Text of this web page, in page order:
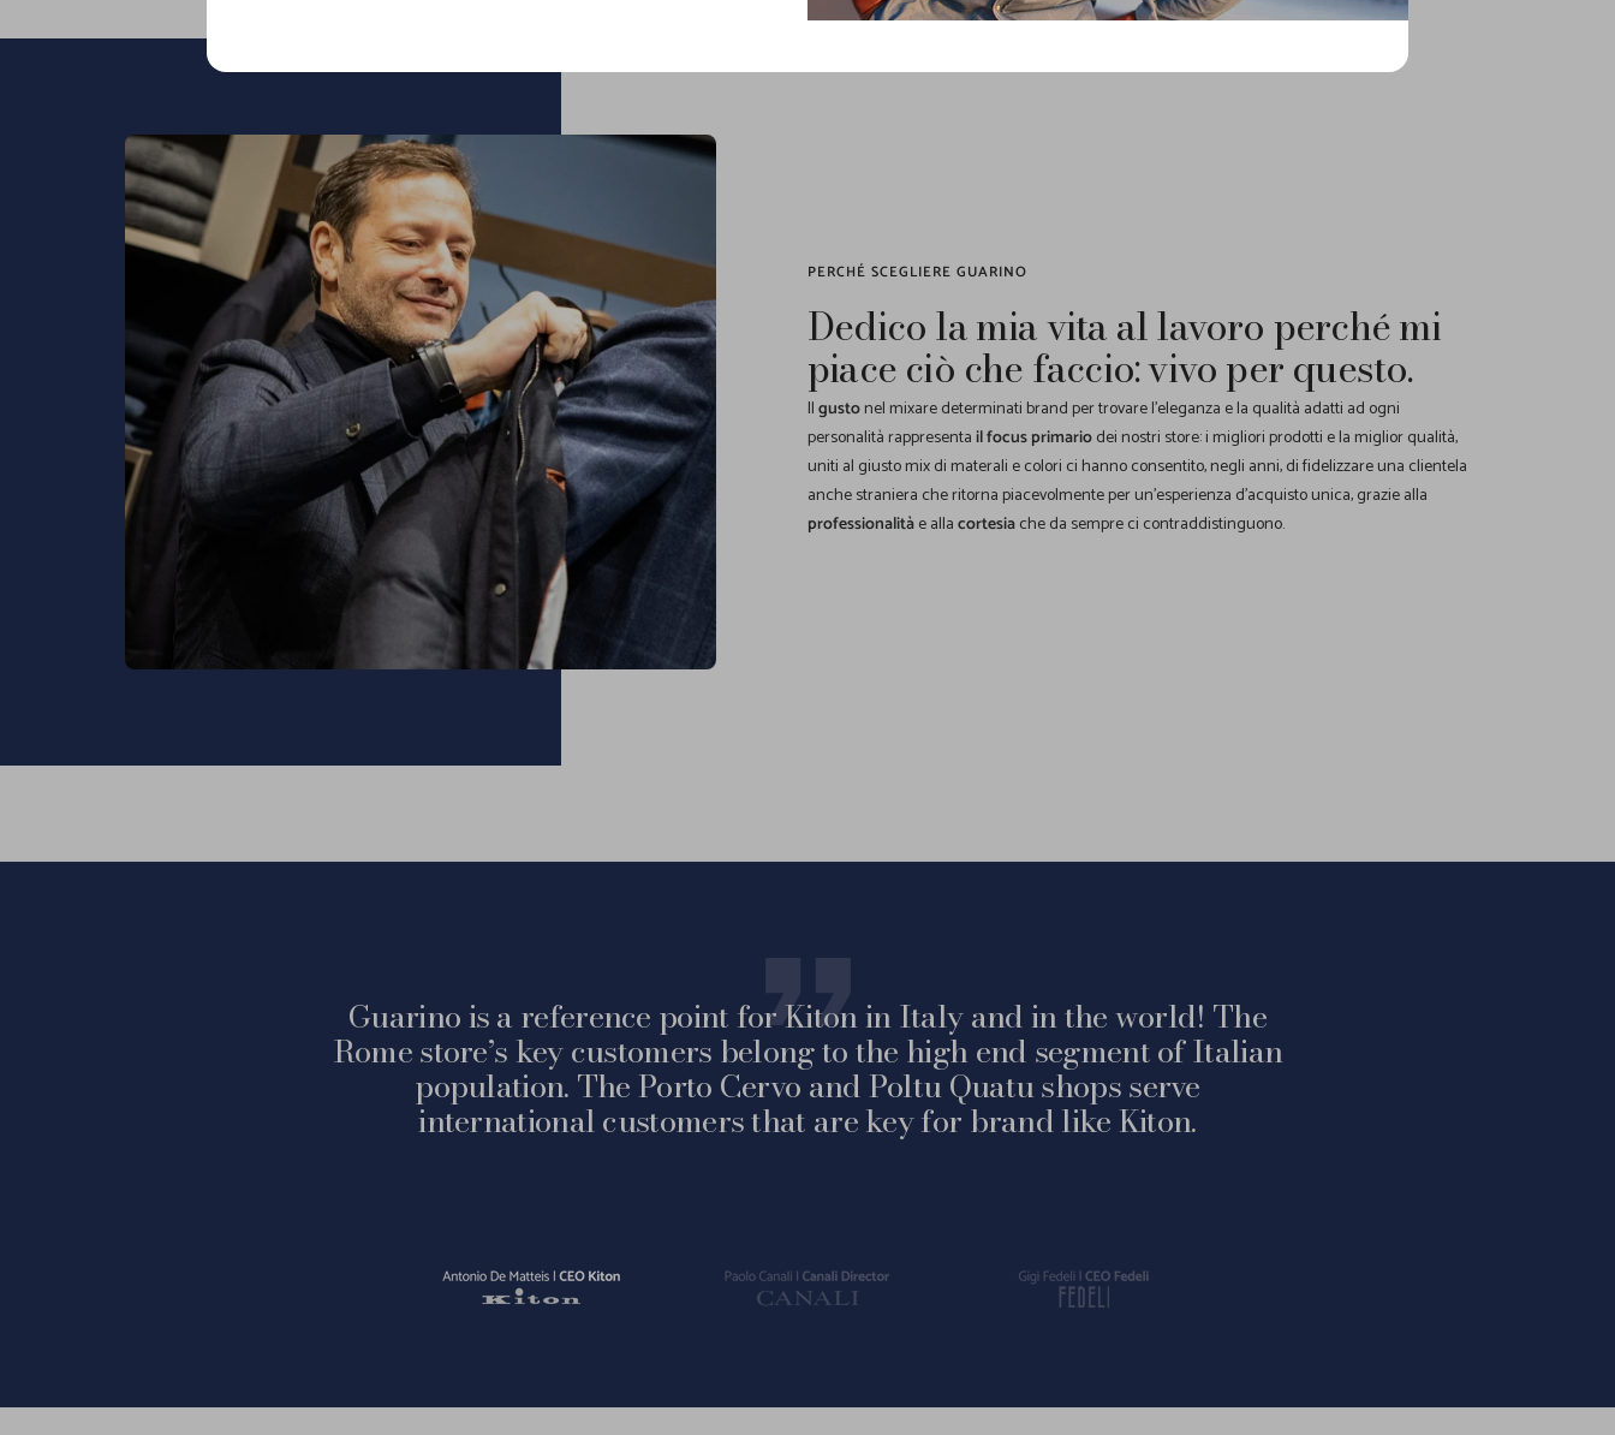
PERCHÉ SCEGLIERE GUARINO
Dedico la mia vita al lavoro perché mi
piace ciò che faccio: vivo per questo.
Ilgustonel mixare determinati brand per trovare l'eleganza e la qualità adatti ad ogni
personalità rappresentail focus primariodei nostri store: i migliori prodotti e la miglior qualità,
uniti al giusto mix di materali e colori ci hanno consentito, negli anni, di fidelizzare una clientela
anche straniera che ritorna piacevolmente per un'esperienza d'acquisto unica, grazie alla
professionalitàe allacortesiache da sempre ci contraddistinguono.
Guarino is a reference point for Kiton in Italy and in the world! The
Rome store’s key customers belong to the high end segment of Italian
population. The Porto Cervo and Poltu Quatu shops serve
international customers that are key for brand like Kiton.
Vai
Vai